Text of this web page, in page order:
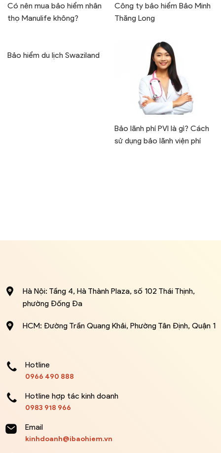
Có nên mua bảo hiểm nhân
thọ Manulife không?
Công ty bảo hiểm Bảo Minh
Thăng Long
Bảo hiểm du lịch Swaziland
Bảo lãnh phí PVI là gì? Cách
sử dụng bảo lãnh viện phí
Hà Nội: Tầng 4, Hà Thành Plaza, số 102 Thái Thịnh,
phường Đống Đa
HCM: Đường Trần Quang Khải, Phường Tân Định, Quận 1
Hotline
0966 490 888
Hotline hợp tác kinh doanh
0983 918 966
Email
kinhdoanh@ibaohiem.vn